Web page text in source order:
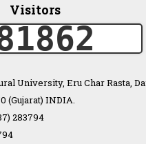
Structure
Certificate
Visitors
University, Eru Char Rasta,
(Gujarat) INDIA.
283794